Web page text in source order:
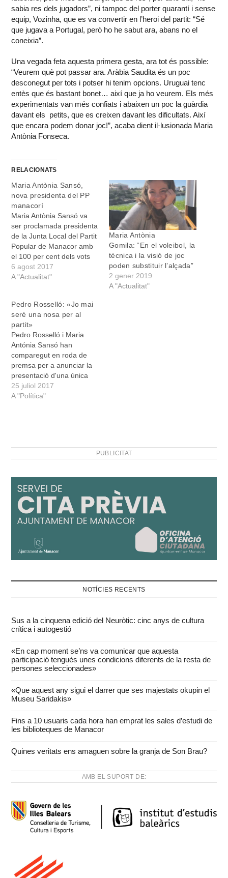
sabia res dels jugadors”, ni tampoc del porter quarantí i sense
equip, Vozinha, que es va convertir en l’heroi del partit: “Sé
que jugava a Portugal, però ho he sabut ara, abans no el
coneixia”.
Una vegada feta aquesta primera gesta, ara tot és possible:
“Veurem què pot passar ara. Aràbia Saudita és un poc
desconegut per tots i potser hi tenim opcions. Uruguai tenc
entès que és bastant bonet… així que ja ho veurem. Els més
experimentats van més confiats i abaixen un poc la guàrdia
davant els petits, que es creixen davant les dificultats. Així
que encara podem donar joc!”, acaba dient il·lusionada Maria
Antònia Fonseca.
RELACIONATS
Maria Antònia Sansó,
nova presidenta del PP
manacorí
Maria Antònia Sansó va
ser proclamada presidenta
de la Junta Local del Partit
Popular de Manacor amb
el 100 per cent dels vots
favorables. Fins a 221
afiliats participaren en
afiliats a “fer feina junts
per tornar a governar a…
6 agost 2017
A "Actualitat"
Maria Antònia
Gomila: “En el voleibol, la
tècnica i la visió de joc
poden substituir l’alçada”
2 gener 2019
A "Actualitat"
Pedro Rosselló: «Jo mai
seré una nosa per al
partit»
Pedro Rosselló i Maria
Antónia Sansó han
comparegut en roda de
premsa per a anunciar la
presentació d'una única
candidatura per al congrés
local del pròxim dia 27,
Rosselló, per fer un resum
de la situació:…
25 juliol 2017
A "Política"
PUBLICITAT
NOTÍCIES RECENTS
Sus a la cinquena edició del Neuròtic: cinc anys de cultura
crítica i autogestió
«En cap moment se’ns va comunicar que aquesta
participació tengués unes condicions diferents de la resta de
persones seleccionades»
«Que aquest any sigui el darrer que ses majestats okupin el
Museu Saridakis»
Fins a 10 usuaris cada hora han emprat les sales d’estudi de
les biblioteques de Manacor
Quines veritats ens amaguen sobre la granja de Son Brau?
AMB EL SUPORT DE: